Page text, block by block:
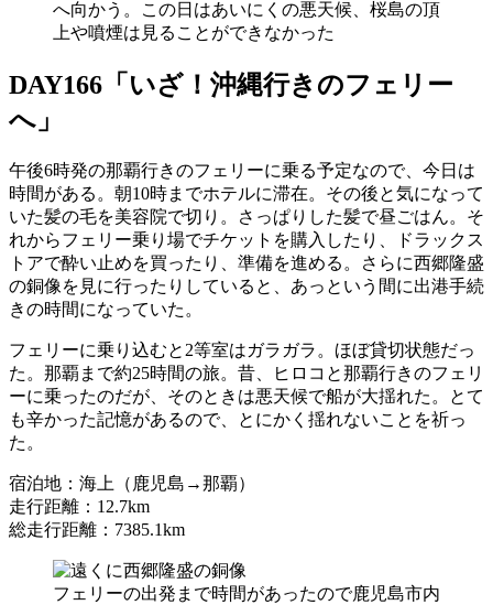
へ向かう。この日はあいにくの悪天候、桜島の頂
上や噴煙は見ることができなかった
DAY166「いざ！沖縄行きのフェリー
へ」
午後6時発の那覇行きのフェリーに乗る予定なので、今日は
時間がある。朝10時までホテルに滞在。その後と気になって
いた髪の毛を美容院で切り。さっぱりした髪で昼ごはん。そ
れからフェリー乗り場でチケットを購入したり、ドラックス
トアで酔い止めを買ったり、準備を進める。さらに西郷隆盛
の銅像を見に行ったりしていると、あっという間に出港手続
きの時間になっていた。
フェリーに乗り込むと2等室はガラガラ。ほぼ貸切状態だっ
た。那覇まで約25時間の旅。昔、ヒロコと那覇行きのフェリ
ーに乗ったのだが、そのときは悪天候で船が大揺れた。とて
も辛かった記憶があるので、とにかく揺れないことを祈っ
た。
宿泊地：海上（鹿児島→那覇）
走行距離：12.7km
総走行距離：7385.1km
フェリーの出発まで時間があったので鹿児島市内